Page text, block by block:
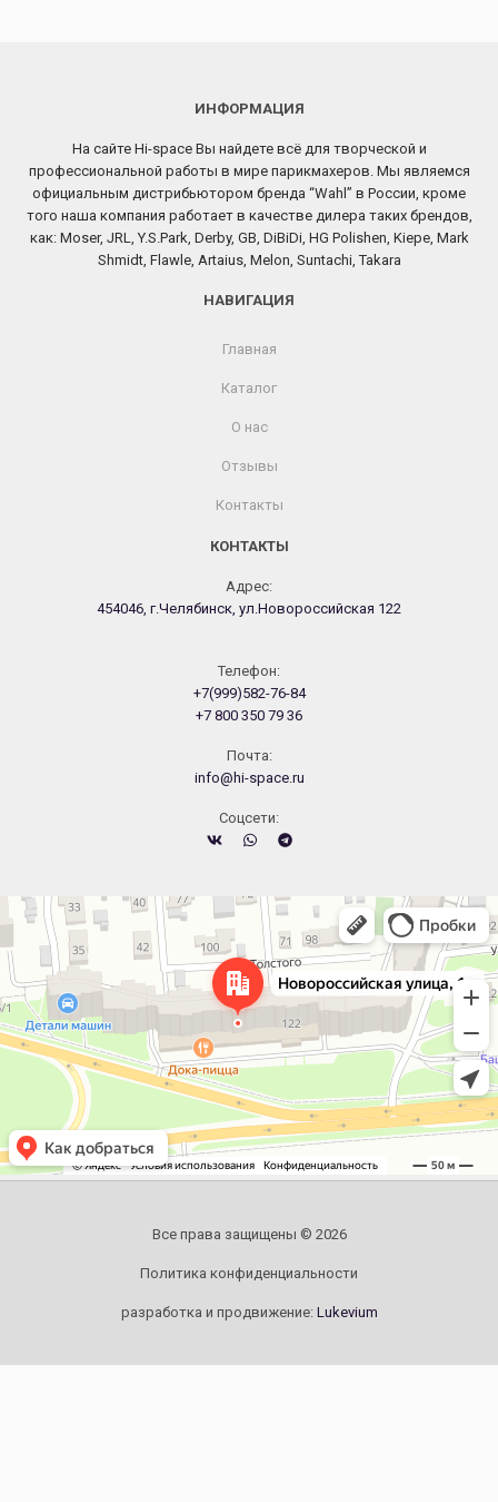
ИНФОРМАЦИЯ
На сайте Hi-space Вы найдете всё для творческой и
профессиональной работы в мире парикмахеров. Мы являемся
официальным дистрибьютором бренда “Wahl” в России, кроме
того наша компания работает в качестве дилера таких брендов,
как: Moser, JRL, Y.S.Park, Derby, GB, DiBiDi, HG Polishen, Kiepe, Mark
Shmidt, Flawle, Artaius, Melon, Suntachi, Takara
НАВИГАЦИЯ
Главная
Каталог
О нас
Отзывы
Контакты
КОНТАКТЫ
Адрес:
454046, г.Челябинск, ул.Новороссийская 122
Телефон:
+7(999)582-76-84
+7 800 350 79 36
Почта:
info@hi-space.ru
Cоцсети:
Челябинск
Новороссийская улица, 122 — Яндекс.Карты
Все права защищены © 2026
Политика конфиденциальности
разработка и продвижение: Lukevium